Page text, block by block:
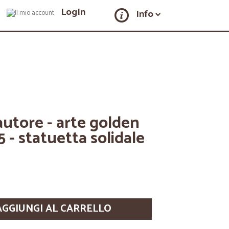
LogIn Info
- arte golden
- statuetta solidale
AL CARRELLO